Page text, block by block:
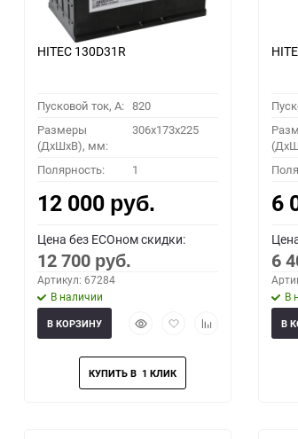
HITEC 130D31R
Пусковой ток, A: 820
Размеры
(ДхШхВ), мм:
306x173x225
Полярность: 1
12 000 руб.
Цена без ECOном скидки:
12 700 руб.
Артикул: 67284
В наличии
БыстрыйДобавить
избранное
Добавить
В КОРЗИНУ
6
6
В
В